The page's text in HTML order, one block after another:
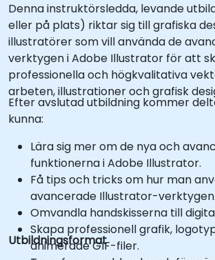
Denna instruktörsledda, levande
eller på plats) riktar sig till grafiska
illustratörer som vill använda de
verktygen i Adobe Illustrator för att
professionella och högkvalitativa
arbeten, illustrationer och grafisk
Efter avslutad utbildning kommer
kunna:
Lära sig mer om de nya och
funktionerna i Adobe Illustrator.
Få tips och tricks om hur man
avancerade Illustrator-verktygen.
Omvandla handskisserna till
Skapa professionell grafik,
animerade GIF-filer.
Utbildningsformat